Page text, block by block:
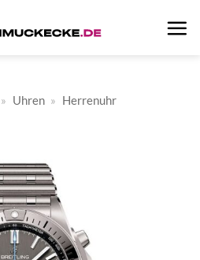
» Uhren » Herrenuhr